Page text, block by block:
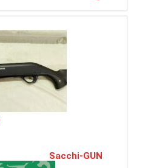
Sacchi-GUN